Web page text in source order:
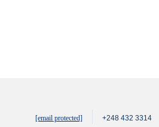
[email protected] +248 432 3314